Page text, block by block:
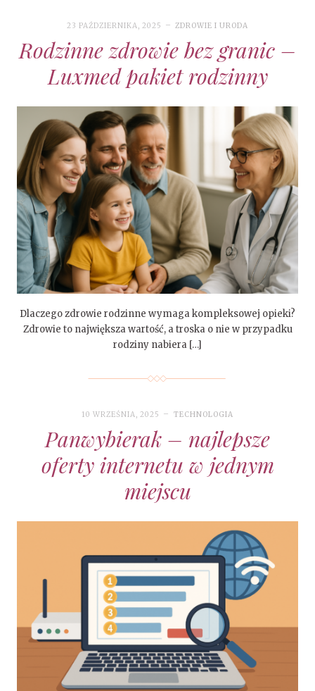
23 PAŹDZIERNIKA, 2025 ZDROWIE I URODA
Rodzinne zdrowie bez granic –
Luxmed pakiet rodzinny
Dlaczego zdrowie rodzinne wymaga kompleksowej opieki?
Zdrowie to największa wartość, a troska o nie w przypadku
rodziny nabiera […]
10 WRZEŚNIA, 2025 TECHNOLOGIA
Panwybierak – najlepsze
oferty internetu w jednym
miejscu